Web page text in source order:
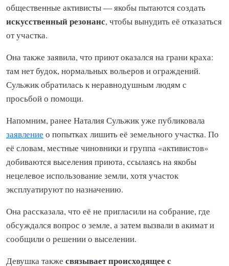
общественные активисты — якобы пытаются создать
искусственный резонанс, чтобы вынудить её отказаться
от участка.
Она также заявила, что приют оказался на грани краха:
там нет будок, нормальных вольеров и ограждений.
Сульжик обратилась к неравнодушным людям с
просьбой о помощи.
Напомним, ранее Наталия Сульжик уже публиковала
заявление о попытках лишить её земельного участка. По
её словам, местные чиновники и группа «активистов»
добиваются выселения приюта, ссылаясь на якобы
нецелевое использование земли, хотя участок
эксплуатируют по назначению.
Она рассказала, что её не пригласили на собрание, где
обсуждался вопрос о земле, а затем вызвали в акимат и
сообщили о решении о выселении.
Девушка также связываетпроисходящее с